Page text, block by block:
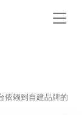
依赖到自建品牌的